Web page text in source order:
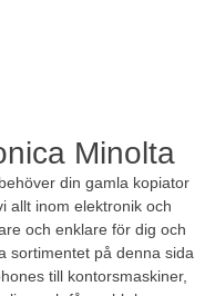
Minolta
din gamla kopiator
allt inom elektronik och
och enklare för dig och
sortimentet på denna sida
till kontorsmaskiner,